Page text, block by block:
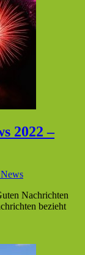
2022 –
Nachrichten
bezieht